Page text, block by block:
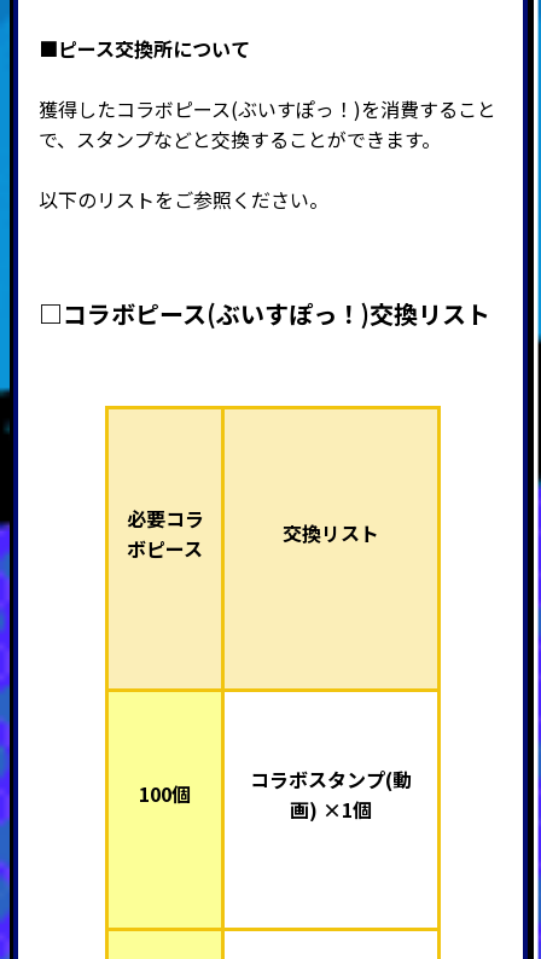
■ピース交換所について
獲得したコラボピース(ぶいすぽっ！)を消費すること
で、スタンプなどと交換することができます。
以下のリストをご参照ください。
□コラボピース(ぶいすぽっ！)交換リスト
必要コラ
ボピース
交換リスト
100個
コラボスタンプ(動
画) ×1個